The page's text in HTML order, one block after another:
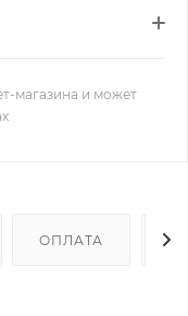
магазина и может
ОПЛАТА